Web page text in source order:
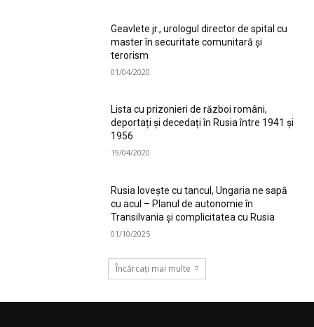
Geavlete jr., urologul director de spital cu
master în securitate comunitară și
terorism
01/04/2020
Lista cu prizonieri de război români,
deportați și decedați în Rusia între 1941 și
1956
19/04/2020
Rusia lovește cu tancul, Ungaria ne sapă
cu acul – Planul de autonomie în
Transilvania și complicitatea cu Rusia
01/10/2025
Încărcați mai multe